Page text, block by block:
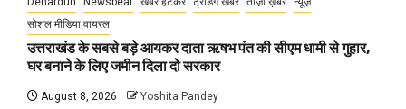
सोशल मीडिया वायरल
उत्तराखंड के सबसे बड़े आयकर दाता ऋषभ पंत की सीएम धामी से गुहार,
घर बनाने के लिए जमीन दिला दो सरकार
August 8, 2026 Yoshita Pandey